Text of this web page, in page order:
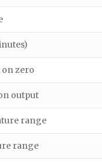
zero
output
range
range